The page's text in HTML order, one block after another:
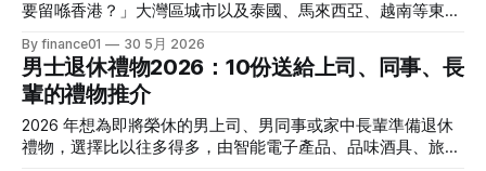
往可以額外慳到餐飲或購物開支。 申請資格與所需文件 * 年
齡要求：凡年滿65歲或以上的香港居民（以生日當天計算），
即可申請長者咭。 * 居民身分：須為香港居民，通常以有效香
折＋全年樂悠咭折扣（概況） Trip.com 及社署長者優惠懶人
有提供長者咭優惠，不論平日或全年指定日。 長者日 9 折
（以 2025 模式為參考） 2025
要留喺香港？」大灣區城市以及泰國、馬來西亞、越南等東南
過，退休唔係旅行，除咗租金同餐飲，更要計醫療保障、強積
金點用、稅務同居留身份等問題。 下文會以「香港 vs 大灣區
vs 東南亞」三條線，逐點比較生活成本、醫療與稅務差異，
幫你做出更實際的退休選擇。 一、生活成本：香港最貴，大
灣區／東南亞各有價位帶 1. 香港：高生活指數＋空間細 * 多個
By finance01 30 5月 2026
男士退休禮物2026：10份送給上司、同事、長
輩的禮物推介
2026 年想為即將榮休的男上司、男同事或家中長輩準備退休
禮物，選擇比以往多得多，由智能電子產品、品味酒具、旅行